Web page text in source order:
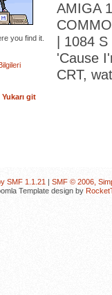
you find it.
AMIGA
| 1084 S
'Cause
CRT,
Yukarı git
SMF 1.1.21 | SMF © 2006,
Template design by